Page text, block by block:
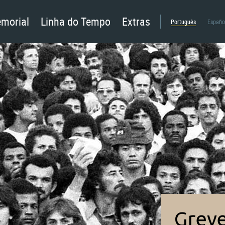
Linha do Tempo Extras Português